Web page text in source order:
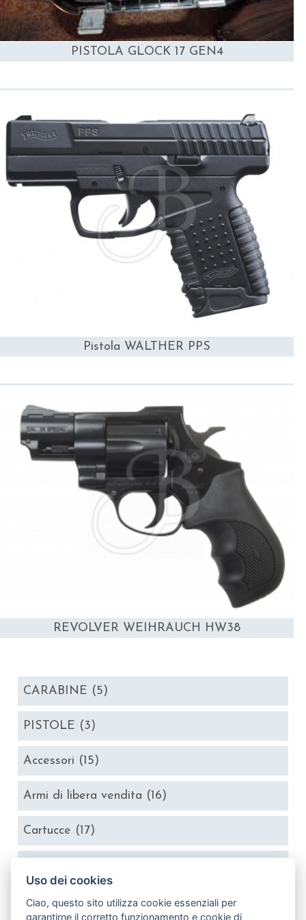
PISTOLA GLOCK 17 GEN4
Pistola WALTHER PPS
REVOLVER WEIHRAUCH HW38
CARABINE (5)
PISTOLE (3)
Accessori (15)
Armi di libera vendita (16)
Cartucce (17)
Ottiche(12)
Uso dei cookies
Ciao, questo sito utilizza cookie essenziali per
garantirne il corretto funzionamento e cookie di